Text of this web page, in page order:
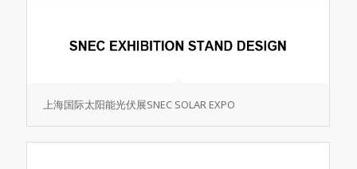
上海国际太阳能光伏展SNEC SOLAR EXPO